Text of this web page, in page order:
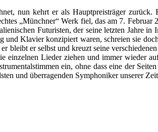
nun kehrt er als Hauptpreisträger
„Münchner“ Werk fiel, das am 7.
Futuristen, der seine letzten Jahre
Klavier konzipiert waren, schreien sie
bleibt er selbst und kreuzt seine
Lieder ziehen und immer wieder
ein, ohne dass eine der
und überragenden Symphoniker unserer